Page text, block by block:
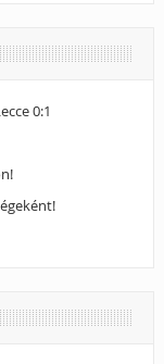
0:1